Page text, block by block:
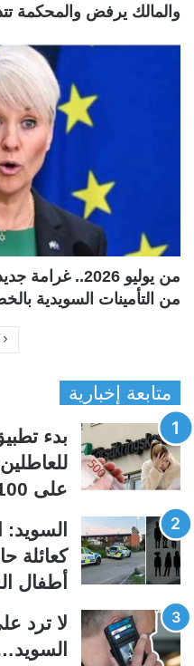
والمالك يرفض والمحكمة
من يوليو
من التأمينات السويدية
ة
ا
ل
متابعة إخبارية
بدء
على 100 يوم فقط
كعائلة
أطفال
لا ترد